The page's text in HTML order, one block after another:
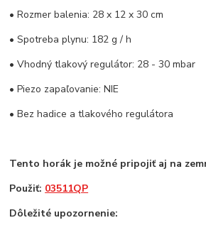
• Rozmer balenia: 28 x 12 x 30 cm
• Spotreba plynu: 182 g / h
• Vhodný tlakový regulátor: 28 - 30 mbar
• Piezo zapaľovanie: NIE
• Bez hadice a tlakového regulátora
Tento horák je možné pripojiť aj na
Použiť: 03511QP
Dôležité upozornenie: